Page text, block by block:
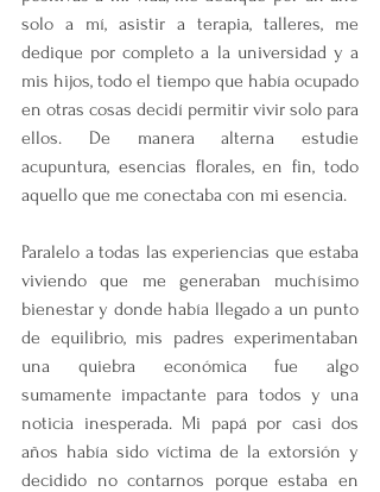
solo a mí, asistir a terapia, talleres, me
dedique por completo a la universidad y a
mis hijos, todo el tiempo que había ocupado
en otras cosas decidí permitir vivir solo para
ellos. De manera alterna estudie
acupuntura, esencias florales, en fin, todo
aquello que me conectaba con mi esencia.
Paralelo a todas las experiencias que estaba
viviendo que me generaban muchísimo
bienestar y donde había llegado a un punto
de equilibrio, mis padres experimentaban
una quiebra económica fue algo
sumamente impactante para todos y una
noticia inesperada. Mi papá por casi dos
años había sido víctima de la extorsión y
decidido no contarnos porque estaba en